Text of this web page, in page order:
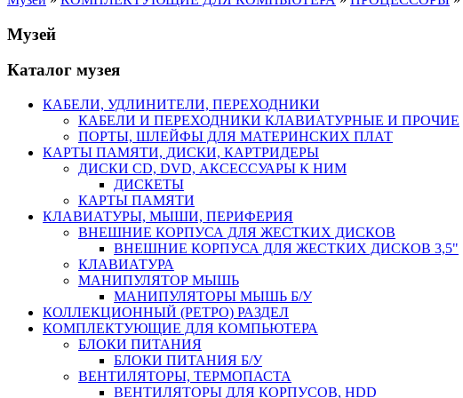
Музей
Каталог музея
КАБЕЛИ, УДЛИНИТЕЛИ, ПЕРЕХОДНИКИ
КАБЕЛИ И ПЕРЕХОДНИКИ КЛАВИАТУРНЫЕ И ПРОЧИЕ
ПОРТЫ, ШЛЕЙФЫ ДЛЯ МАТЕРИНСКИХ ПЛАТ
КАРТЫ ПАМЯТИ, ДИСКИ, КАРТРИДЕРЫ
ДИСКИ CD, DVD, АКСЕССУАРЫ К НИМ
ДИСКЕТЫ
КАРТЫ ПАМЯТИ
КЛАВИАТУРЫ, МЫШИ, ПЕРИФЕРИЯ
ВНЕШНИЕ КОРПУСА ДЛЯ ЖЕСТКИХ ДИСКОВ
ВНЕШНИЕ КОРПУСА ДЛЯ ЖЕСТКИХ ДИСКОВ 3,5"
КЛАВИАТУРА
МАНИПУЛЯТОР МЫШЬ
МАНИПУЛЯТОРЫ МЫШЬ Б/У
КОЛЛЕКЦИОННЫЙ (РЕТРО) РАЗДЕЛ
КОМПЛЕКТУЮЩИЕ ДЛЯ КОМПЬЮТЕРА
БЛОКИ ПИТАНИЯ
БЛОКИ ПИТАНИЯ Б/У
ВЕНТИЛЯТОРЫ, ТЕРМОПАСТА
ВЕНТИЛЯТОРЫ ДЛЯ КОРПУСОВ, HDD